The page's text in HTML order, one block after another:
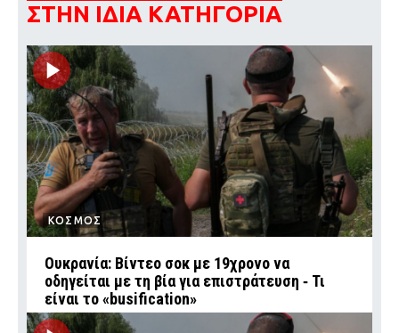
ΣΤΗΝ ΙΔΙΑ ΚΑΤΗΓΟΡΙΑ
ΚΟΣΜΟΣ
Ουκρανία: Βίντεο σοκ με 19χρονο να
οδηγείται με τη βία για επιστράτευση ‑ Τι
είναι το «busification»